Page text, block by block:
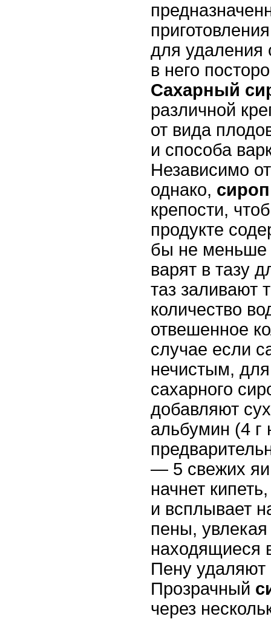
для удаления
в него
Сахарный
различной
от вида
и способа
Независимо
однако,
крепости,
продукте
бы не
варят в тазу
таз заливают
количество
отвешенное
случае если
нечистым,
сахарного
добавляют
альбумин (4 г
— 5 свежих
начнет
и всплывает
пены,
находящиеся
Пену
Прозрачный
через